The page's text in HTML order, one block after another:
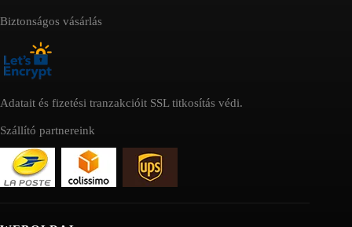
Biztonságos vásárlás
Adatait és fizetési tranzakcióit SSL titkosítás védi.
Szállító partnereink